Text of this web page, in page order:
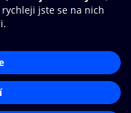
O2 Knihovna
své e-knihy a
a pohodlněji.